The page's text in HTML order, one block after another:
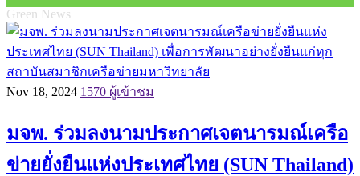
Green News
Nov 18, 2024 1570 ผู้เข้าชม
มจพ. ร่วมลงนามประกาศเจตนารมณ์เครือ
ข่ายยั่งยืนแห่งประเทศไทย (SUN Thailand)